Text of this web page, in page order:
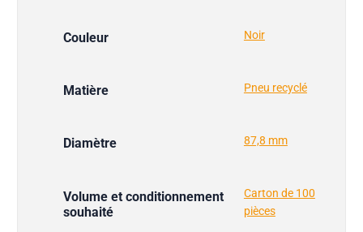
Couleur Noir
Matière Pneu recyclé
Diamètre 87,8 mm
Volume et conditionnement
souhaité
Carton de 100
pièces